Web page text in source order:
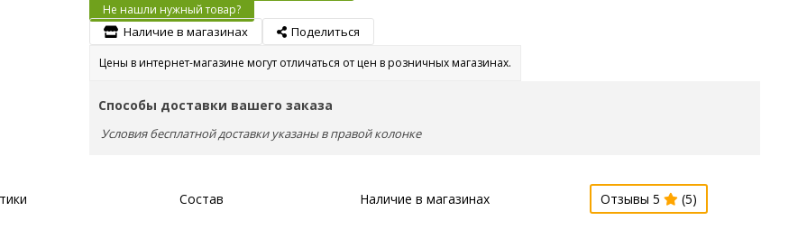
Не нашли нужный товар?
Наличие в магазинах Поделиться
Цены в интернет-магазине могут отличаться от цен в розничных магазинах.
Способы доставки вашего заказа
Условия бесплатной доставки указаны в правой колонке
Состав Наличие в магазинах Отзывы 5 (5)